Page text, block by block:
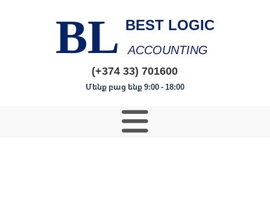
BL BEST LOGIC
ACCOUNTING
(+374 33) 701600
Մենք բաց ենք 9:00 - 18:00